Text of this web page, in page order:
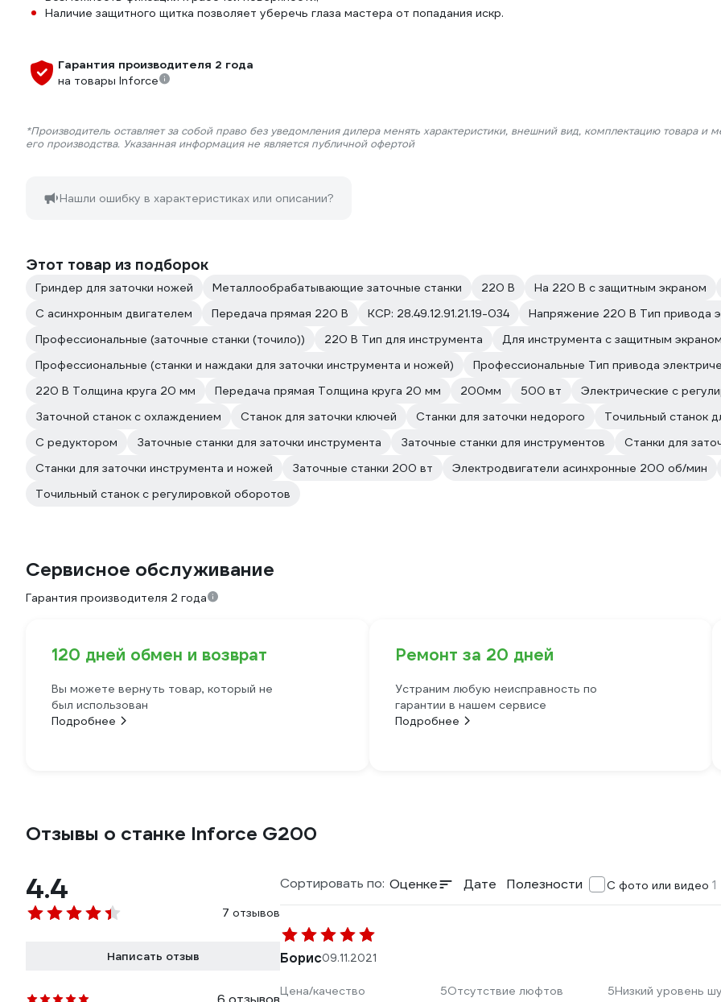
Наличие защитного щитка позволяет уберечь глаза мастера от попадания искр.
Гарантия производителя 2 года
на товары Inforce
*Производитель оставляет за собой право без уведомления дилера менять характеристики, внешний вид, комплектацию товара и
его производства. Указанная информация не является публичной офертой
Нашли ошибку в характеристиках или описании?
Этот товар из подборок
Гриндер для заточки ножей Металлообрабатывающие заточные станки 220 В
На 220 В с защитным экраном
С асинхронным двигателем
Передача прямая 220 В КСР: 28.49.12.91.21.19-034
Напряжение 220 В Тип привода
Профессиональные (заточные станки (точило))
220 В Тип для инструмента
Для инструмента с защитным
Профессиональные (станки и наждаки для заточки инструмента и ножей)
Профессиональные Тип привода
220 В Толщина круга 20 мм
Передача прямая Толщина круга 20 мм 200мм 500 вт
Электрические с
Заточной станок с охлаждением
Станок для заточки ключей Станки для заточки недорого
Точильный станок
С редуктором
Заточные станки для заточки инструмента Заточные станки для инструментов
Станки для
Станки для заточки инструмента и ножей
Заточные станки 200 вт
Электродвигатели асинхронные 200 об/мин
Точильный станок с регулировкой оборотов
Сервисное обслуживание
Гарантия производителя 2 года
120 дней обмен и возврат
Вы можете вернуть товар, который не
был использован
Подробнее
Ремонт за 20 дней
Устраним любую неисправность по
гарантии в нашем сервисе
Подробнее
Отзывы о станке Inforce G200
4.4
7 отзывов
Написать отзыв
Сортировать по: Оценке Дате Полезности С фото или видео 1
Борис09.11.2021
Цена/качество 5Отсутствие люфтов 5Низкий уровень